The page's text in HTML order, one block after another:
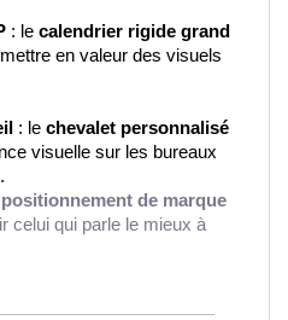
: le calendrier rigide grand
en valeur des visuels
: le chevalet personnalisé
visuelle sur les bureaux
positionnement de marque
celui qui parle le mieux à